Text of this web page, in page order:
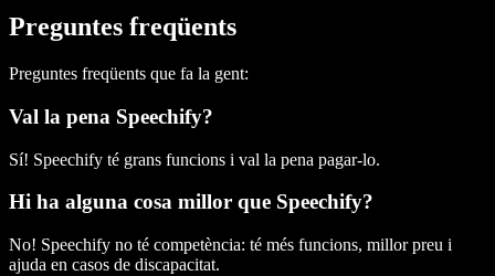
Preguntes freqüents
Preguntes freqüents que fa la gent:
Val la pena Speechify?
Sí! Speechify té grans funcions i val la pena pagar-lo.
Hi ha alguna cosa millor que Speechify?
No! Speechify no té competència: té més funcions, millor preu i
ajuda en casos de discapacitat.